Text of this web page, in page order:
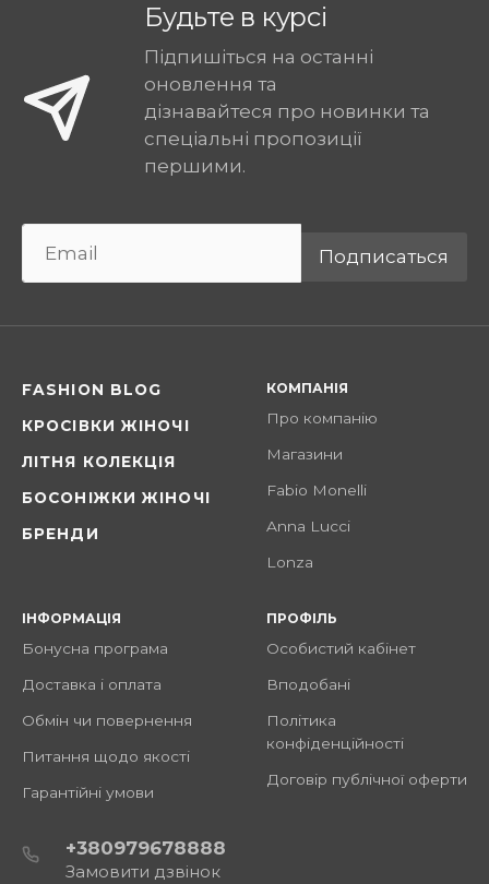
Будьте в курсі
Підпишіться на останні
оновлення та
дізнавайтеся про новинки та
спеціальні пропозиції
першими.
Подписаться
FASHION BLOG
КРОСІВКИ ЖІНОЧІ
ЛІТНЯ КОЛЕКЦІЯ
БОСОНІЖКИ ЖІНОЧІ
БРЕНДИ
КОМПАНІЯ
Про компанію
Магазини
Fabio Monelli
Anna Lucci
Lonza
ІНФОРМАЦІЯ
Бонусна програма
Доставка і оплата
Обмін чи повернення
Питання щодо якості
Гарантійні умови
ПРОФІЛЬ
Особистий кабінет
Вподобані
Політика
конфіденційності
Договір публічної оферти
+380979678888
Замовити дзвінок